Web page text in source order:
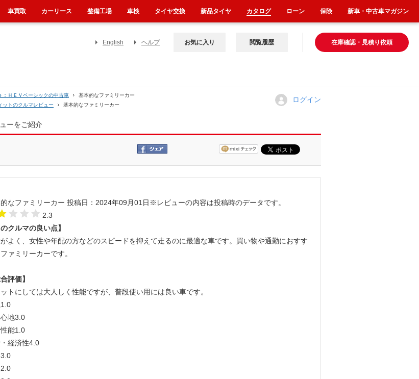
English ヘルプ 在庫確認・見積り依頼
お気に入り 閲覧履歴
：ＨＥＶベーシックの中古車
基本的なファミリーカー
ットのクルマレビュー 基本的なファミリーカー
ログイン
ーをご紹介
なファミリーカー 投稿日：2024年09月01日 ※レビューの内容は投稿時のデータです。
2.3
のクルマの良い点】
よく、女性や年配の方などのスピードを抑えて走るのに最適な車です。買い物や通勤におすす
ァミリーカーです。
合評価】
トにしては大人しく性能ですが、普段使い用には良い車です。
1.0
地3.0
能1.0
経済性4.0
3.0
2.0
車買取 カーリース 整備工場 車検 タイヤ交換 新品タイヤ カタログ ローン 保険 新車・中古車マガジン